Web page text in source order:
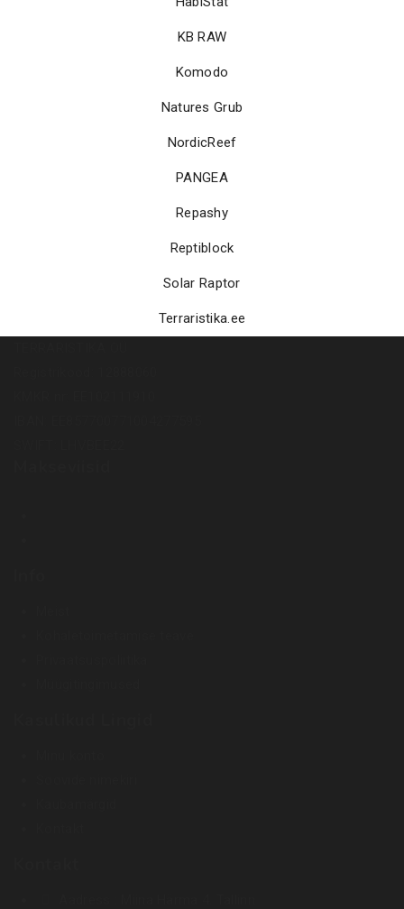
KB RAW
Komodo
Natures Grub
NordicReef
PANGEA
Repashy
Reptiblock
Solar Raptor
Terraristika.ee